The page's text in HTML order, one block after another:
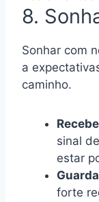
8.
Sonhar com
a
caminho.
sinal
estar
forte